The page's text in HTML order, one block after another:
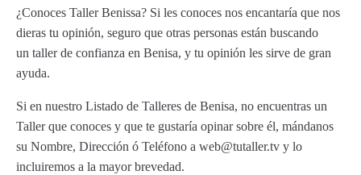
¿Conoces Taller Benissa? Si les conoces nos encantaría que nos
dieras tu opinión, seguro que otras personas están buscando
un taller de confianza en Benisa, y tu opinión les sirve de gran
ayuda.
Si en nuestro Listado de Talleres de Benisa, no encuentras un
Taller que conoces y que te gustaría opinar sobre él, mándanos
su Nombre, Dirección ó Teléfono a web@tutaller.tv y lo
incluiremos a la mayor brevedad.